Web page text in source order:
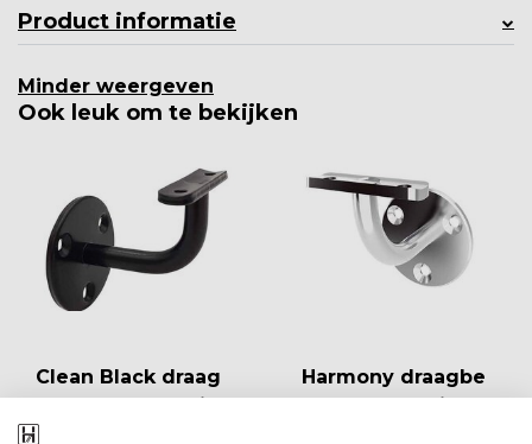
Product informatie
Minder weergeven
Ook leuk om te bekijken
Clean Black draag
Harmony draagbe